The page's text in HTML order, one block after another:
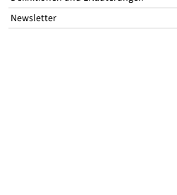
Newsletter